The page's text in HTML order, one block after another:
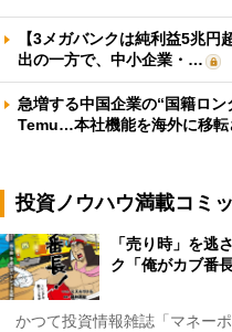
【3メガバンクは純利益5兆
出の一方で、中小企業・…
急増する中国企業の“国籍ロ
Temu…本社機能を海外に移
投資ノウハウ満載コミ
「売り時」を
ク「俺がカブ番
かつて投資情報雑誌「マネー